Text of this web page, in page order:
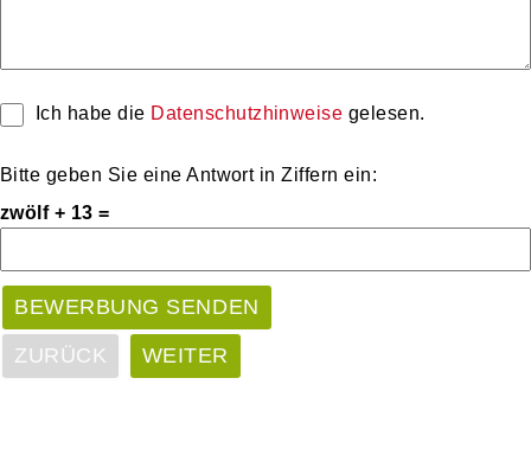
Ich habe die Datenschutzhinweise gelesen.
Bitte geben Sie eine Antwort in Ziffern ein:
zwölf + 13 =
ZURÜCK WEITER